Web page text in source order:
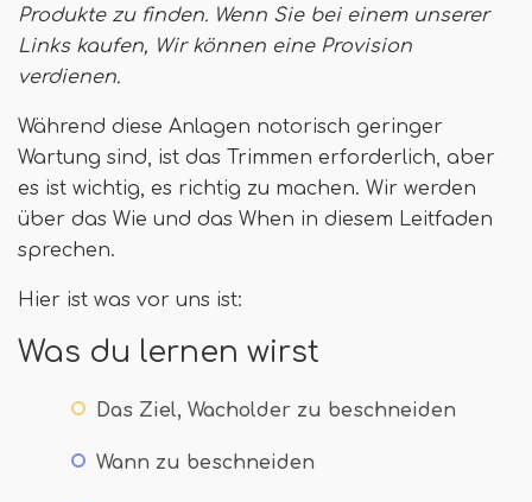
Produkte zu finden. Wenn Sie bei einem unserer
Links kaufen, Wir können eine Provision
verdienen.
Während diese Anlagen notorisch geringer
Wartung sind, ist das Trimmen erforderlich, aber
es ist wichtig, es richtig zu machen. Wir werden
über das Wie und das When in diesem Leitfaden
sprechen.
Hier ist was vor uns ist:
Was du lernen wirst
Das Ziel, Wacholder zu beschneiden
Wann zu beschneiden